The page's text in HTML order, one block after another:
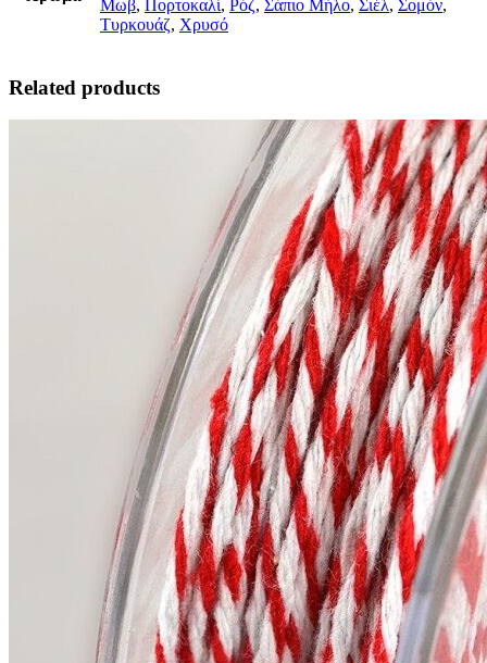
Μωβ, Πορτοκαλί, Ρόζ, Σάπιο Μήλο, Σιέλ, Σομόν,
Τυρκουάζ, Χρυσό
Related products